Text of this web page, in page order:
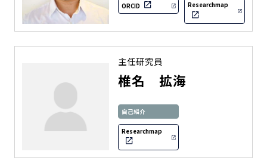
ORCID Researchmap
主任研究員
椎名 拡海
自己紹介
Researchmap